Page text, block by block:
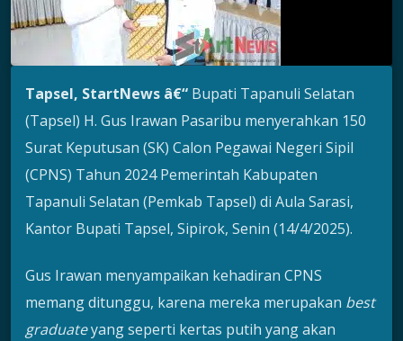
Tapsel, StartNews â€“ Bupati Tapanuli Selatan
(Tapsel) H. Gus Irawan Pasaribu menyerahkan 150
Surat Keputusan (SK) Calon Pegawai Negeri Sipil
(CPNS) Tahun 2024 Pemerintah Kabupaten
Tapanuli Selatan (Pemkab Tapsel) di Aula Sarasi,
Kantor Bupati Tapsel, Sipirok, Senin (14/4/2025).
Gus Irawan menyampaikan kehadiran CPNS
memang ditunggu, karena mereka merupakan best
graduateyang seperti kertas putih yang akan